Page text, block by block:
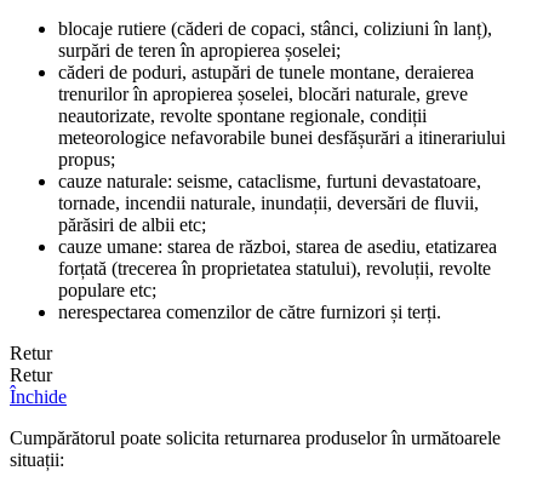
blocaje rutiere (căderi de copaci, stânci, coliziuni în lanț),
surpări de teren în apropierea șoselei;
căderi de poduri, astupări de tunele montane, deraierea
trenurilor în apropierea șoselei, blocări naturale, greve
neautorizate, revolte spontane regionale, condiții
meteorologice nefavorabile bunei desfășurări a itinerariului
propus;
cauze naturale: seisme, cataclisme, furtuni devastatoare,
tornade, incendii naturale, inundații, deversări de fluvii,
părăsiri de albii etc;
cauze umane: starea de război, starea de asediu, etatizarea
forțată (trecerea în proprietatea statului), revoluții, revolte
populare etc;
nerespectarea comenzilor de către furnizori și terți.
Retur
Retur
Închide
Cumpărătorul poate solicita returnarea produselor în următoarele
situații: